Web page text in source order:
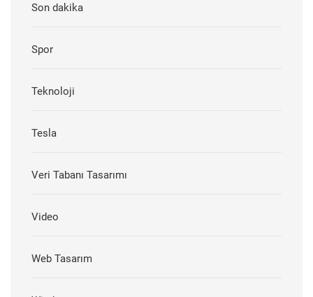
Son dakika
Spor
Teknoloji
Tesla
Veri Tabanı Tasarımı
Video
Web Tasarım